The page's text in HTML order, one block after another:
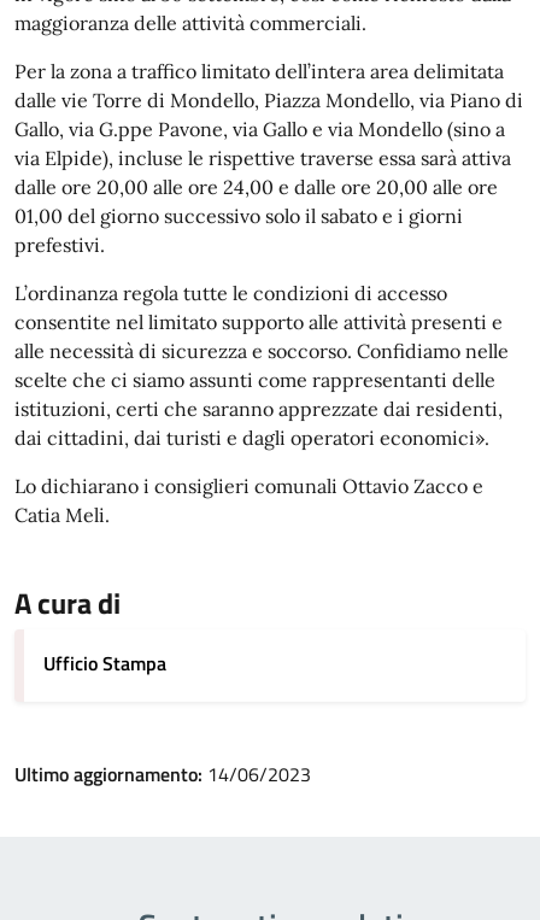
maggioranza delle attività commerciali.
Per la zona a traffico limitato dell’intera area delimitata
dalle vie Torre di Mondello, Piazza Mondello, via Piano di
Gallo, via G.ppe Pavone, via Gallo e via Mondello (sino a
via Elpide), incluse le rispettive traverse essa sarà attiva
dalle ore 20,00 alle ore 24,00 e dalle ore 20,00 alle ore
01,00 del giorno successivo solo il sabato e i giorni
prefestivi.
L’ordinanza regola tutte le condizioni di accesso
consentite nel limitato supporto alle attività presenti e
alle necessità di sicurezza e soccorso. Confidiamo nelle
scelte che ci siamo assunti come rappresentanti delle
istituzioni, certi che saranno apprezzate dai residenti,
dai cittadini, dai turisti e dagli operatori economici».
Lo dichiarano i consiglieri comunali Ottavio Zacco e
Catia Meli.
A cura di
Ufficio Stampa
Ultimo aggiornamento: 14/06/2023